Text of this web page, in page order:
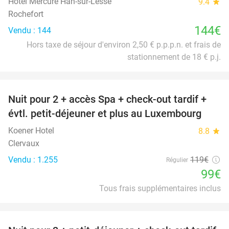
Rochefort
Vendu : 144
144€
Hors taxe de séjour d'environ 2,50 € p.p.p.n. et frais de
stationnement de 18 € p.j.
17%
Nuit pour 2 + accès Spa + check-out tardif +
évtl. petit-déjeuner et plus au Luxembourg
Koener Hotel 8.8 star
Clervaux
Vendu : 1.255
Régulier 119€
99€
Tous frais supplémentaires inclus